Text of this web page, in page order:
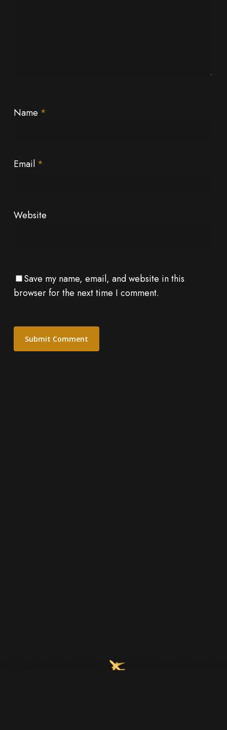
Name *
Email *
Website
Save my name, email, and website in this
browser for the next time I comment.